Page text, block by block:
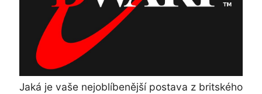
Jaká je vaše nejoblíbenější postava z britského